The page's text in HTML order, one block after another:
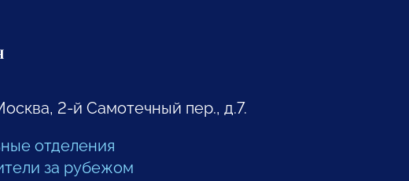
2-й Самотечный пер., д.7.
отделения
за рубежом